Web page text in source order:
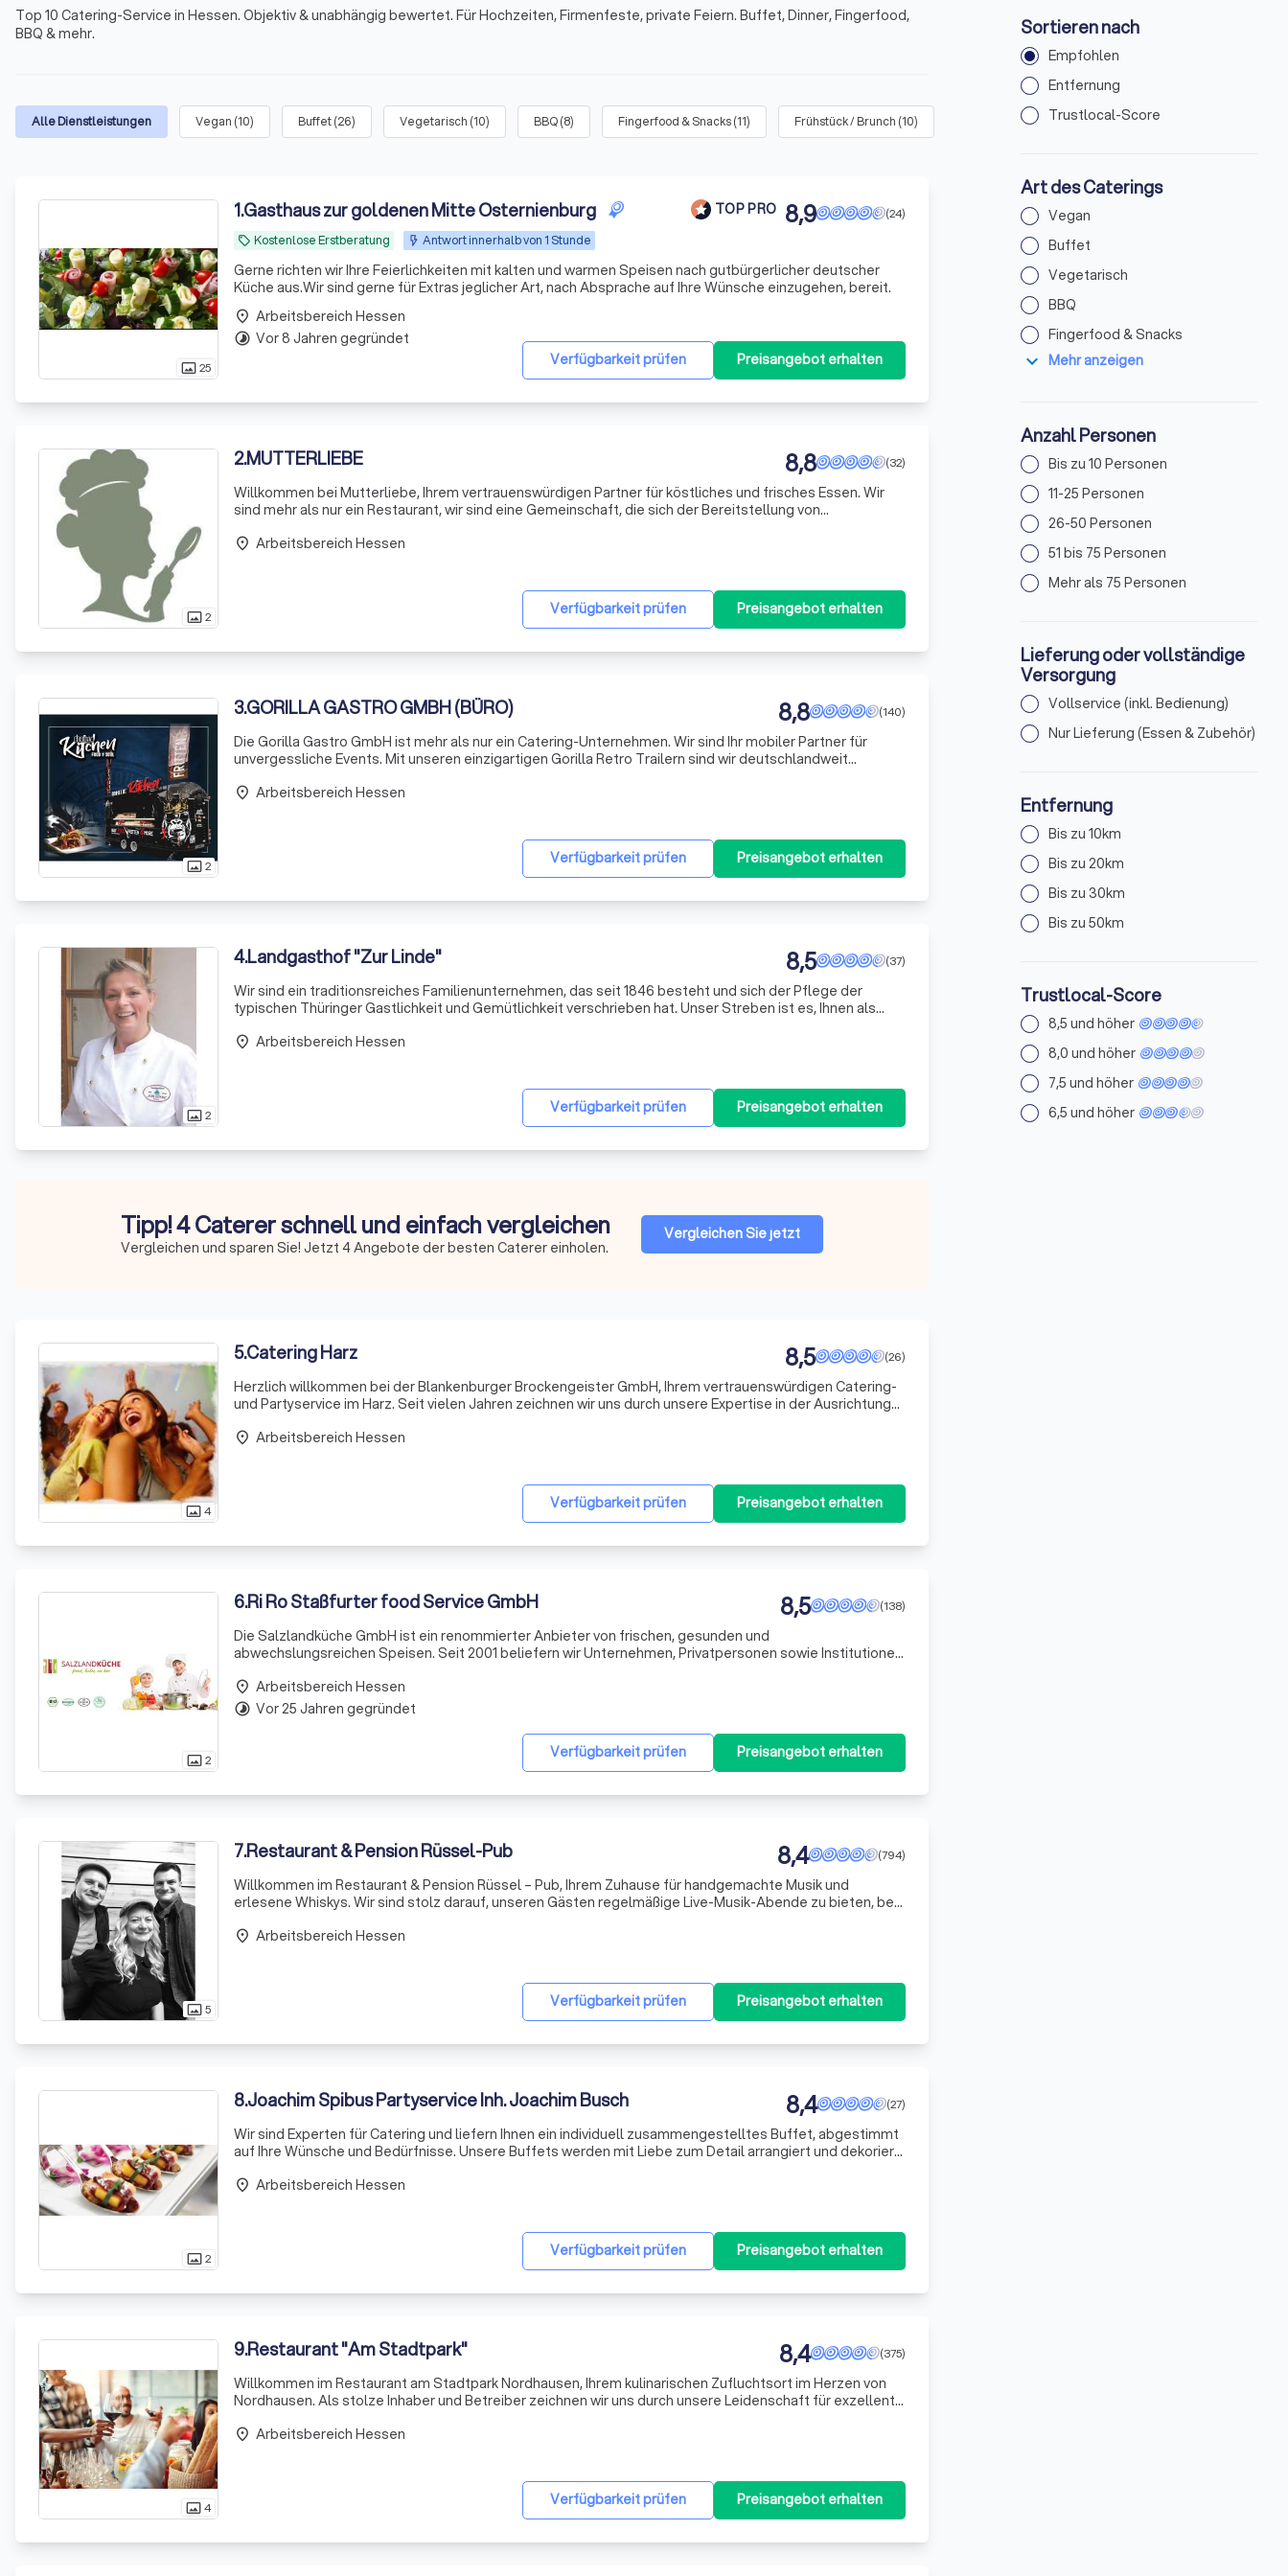
Top 10 Catering-Service in Hessen. Objektiv & unabhängig bewertet. Für Hochzeiten, Firmenfeste, private Feiern. Buffet, Dinner, Fingerfood,
BBQ & mehr.
Alle Dienstleistungen Vegan (10) Buffet(26) Vegetarisch (10) BBQ(8) Fingerfood & Snacks(11) Frühstück / Brunch (10) Mittagessen(26)
photo_size_select_actual25
1.Gasthaus zur goldenen Mitte Osternienburg TOP PRO
local_offer Kostenlose Erstberatung Antwort innerhalb von 1 Stunde
(24)
8,9
Gerne richten wir Ihre Feierlichkeiten mit kalten und warmen Speisen nach gutbürgerlicher deutscher
Küche aus.Wir sind gerne für Extras jeglicher Art, nach Absprache auf Ihre Wünsche einzugehen, bereit.
Verfügbarkeit prüfen Preisangebot erhalten
place Arbeitsbereich Hessen
timelapse Vor 8 Jahren gegründet
photo_size_select_actual2
2.MUTTERLIEBE (32)
8,8
Willkommen bei Mutterliebe, Ihrem vertrauenswürdigen Partner für köstliches und frisches Essen. Wir
sind mehr als nur ein Restaurant, wir sind eine Gemeinschaft, die sich der Bereitstellung von
leid
Verfügbarkeit prüfen Preisangebot erhalten
place Arbeitsbereich Hessen
photo_size_select_actual2
3.GORILLA GASTRO GMBH (BÜRO) (140)
8,8
Die Gorilla Gastro GmbH ist mehr als nur ein Catering-Unternehmen. Wir sind Ihr mobiler Partner für
unvergessliche Events. Mit unseren einzigartigen Gorilla Retro Trailern sind wir deutschlandweit
handg
Verfügbarkeit prüfen Preisangebot erhalten
place Arbeitsbereich Hessen
photo_size_select_actual2
4.Landgasthof "Zur Linde" (37)
8,5
Wir sind ein traditionsreiches Familienunternehmen, das seit 1846 besteht und sich der Pflege der
typischen Thüringer Gastlichkeit und Gemütlichkeit verschrieben hat. Unser Streben ist es, Ihnen als
Verfügbarkeit prüfen Preisangebot erhalten
place Arbeitsbereich Hessen
Tipp! 4 Caterer schnell und einfach vergleichen
Vergleichen und sparen Sie! Jetzt 4 Angebote der besten Caterer einholen.
Vergleichen Sie jetzt
photo_size_select_actual4
5.Catering Harz (26)
8,5
Herzlich willkommen bei der Blankenburger Brockengeister GmbH, Ihrem vertrauenswürdigen Catering-
und Partyservice im Harz. Seit vielen Jahren zeichnen wir uns durch unsere Expertise in der Ausrichtung
Verfügbarkeit prüfen Preisangebot erhalten
place Arbeitsbereich Hessen
photo_size_select_actual2
6.Ri Ro Staßfurter food Service GmbH (138)
8,5
Die Salzlandküche GmbH ist ein renommierter Anbieter von frischen, gesunden und
abwechslungsreichen Speisen. Seit 2001 beliefern wir Unternehmen, Privatpersonen sowie Institutionen
saisonalen Zutaten von
Verfügbarkeit prüfen Preisangebot erhalten
place Arbeitsbereich Hessen
timelapse Vor 25 Jahren gegründet
photo_size_select_actual5
7.Restaurant & Pension Rüssel-Pub (794)
8,4
Willkommen im Restaurant & Pension Rüssel – Pub, Ihrem Zuhause für handgemachte Musik und
erlesene Whiskys. Wir sind stolz darauf, unseren Gästen regelmäßige Live-Musik-Abende zu bieten, bei
Whisky
Verfügbarkeit prüfen Preisangebot erhalten
place Arbeitsbereich Hessen
photo_size_select_actual2
8.Joachim Spibus Partyservice Inh. Joachim Busch (27)
8,4
Wir sind Experten für Catering und liefern Ihnen ein individuell zusammengestelltes Buffet, abgestimmt
auf Ihre Wünsche und Bedürfnisse. Unsere Buffets werden mit Liebe zum Detail arrangiert und dekoriert,
Verfügbarkeit prüfen Preisangebot erhalten
place Arbeitsbereich Hessen
photo_size_select_actual4
9.Restaurant "Am Stadtpark" (375)
8,4
Willkommen im Restaurant am Stadtpark Nordhausen, Ihrem kulinarischen Zufluchtsort im Herzen von
Nordhausen. Als stolze Inhaber und Betreiber zeichnen wir uns durch unsere Leidenschaft für exzellente
Verfügbarkeit prüfen Preisangebot erhalten
place Arbeitsbereich Hessen
Sortieren nach
Empfohlen
Entfernung
Trustlocal-Score
Art des Caterings
Vegan
Buffet
Vegetarisch
BBQ
Fingerfood & Snacks
expand_more Mehr anzeigen
Anzahl Personen
Bis zu 10 Personen
11-25 Personen
26-50 Personen
51 bis 75 Personen
Mehr als 75 Personen
Lieferung oder vollständige
Versorgung
Vollservice (inkl. Bedienung)
Nur Lieferung (Essen & Zubehör)
Entfernung
Bis zu 10km
Bis zu 20km
Bis zu 30km
Bis zu 50km
Trustlocal-Score
8,5 und höher
8,0 und höher
7,5 und höher
6,5 und höher